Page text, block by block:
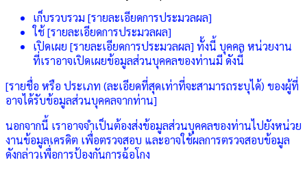
เก็บรวบรวม [รายละเอียดการประมวลผล]
ใช้ [รายละเอียดการประมวลผล]
เปิดเผย [รายละเอียดการประมวลผล] ทั้งนี้ บุคคล หน่วยงาน
ที่เราอาจเปิดเผยข้อมูลส่วนบุคคลของท่านมี ดังนี้
[รายชื่อ หรือ ประเภท (ละเอียดที่สุดเท่าที่จะสามารถระบุได้) ของผู้ที่
อาจได้รับข้อมูลส่วนบุคคลจากท่าน]
นอกจากนี้ เราอาจจำเป็นต้องส่งข้อมูลส่วนบุคคลของท่านไปยังหน่วย
งานข้อมูลเครดิต เพื่อตรวจสอบ และอาจใช้ผลการตรวจสอบข้อมูล
ดังกล่าวเพื่อการป้องกันการฉ้อโกง